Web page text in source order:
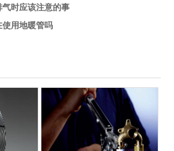
时应该注意的事
用地暖管吗